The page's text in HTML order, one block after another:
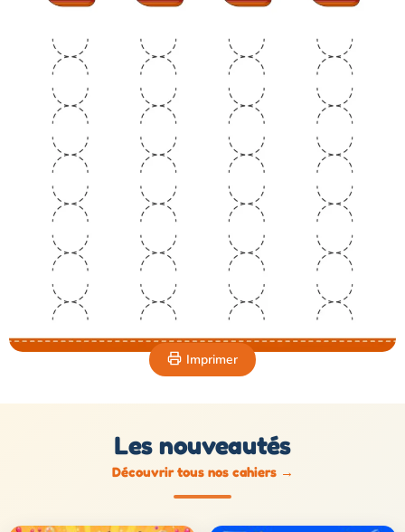
Imprimer
Les nouveautés
Découvrir tous nos cahiers →